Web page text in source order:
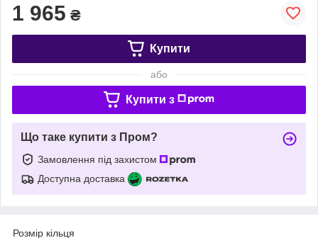
1 965 ₴
Купити
або
Купити з
Що таке купити з Пром?
Замовлення під захистом
Доступна доставка
Розмір кільця